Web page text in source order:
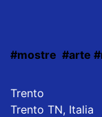
#mostre #arte
Trento
Trento TN, Italia